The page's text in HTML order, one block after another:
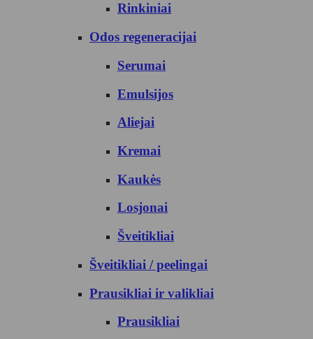
Rinkiniai
Odos regeneracijai
Serumai
Emulsijos
Aliejai
Kremai
Kaukės
Losjonai
Šveitikliai
Šveitikliai / peelingai
Prausikliai ir valikliai
Prausikliai